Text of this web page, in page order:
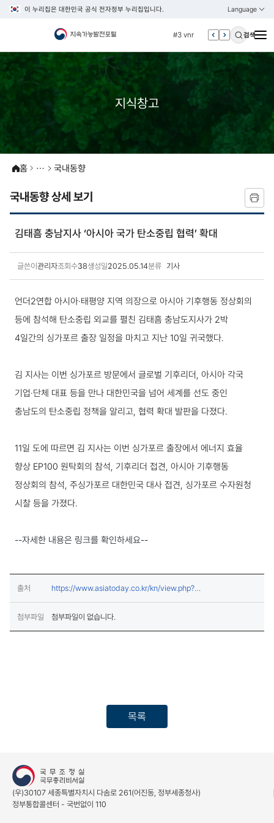
이 누리집은 대한민국 공식 전자정부 누리집입니다. Language
열기
KOREAN
ENGLISH
#3 vnr
#4 관세
#6 빈곤
#7 un
#7 un
검색
지식창고
홈 국내동향
국내동향 상세 보기
김태흠 충남지사 ‘아시아 국가 탄소중립 협력’ 확대
글쓴이 관리자조회수38생성일2025.05.14분류 기사
언더2연합 아시아·태평양 지역 의장으로 아시아 기후행동 정상회의
등에 참석해 탄소중립 외교를 펼친 김태흠 충남도지사가 2박
4일간의 싱가포르 출장 일정을 마치고 지난 10일 귀국했다.
김 지사는 이번 싱가포르 방문에서 글로벌 기후리더, 아시아 각국
기업·단체 대표 등을 만나 대한민국을 넘어 세계를 선도 중인
충남도의 탄소중립 정책을 알리고, 협력 확대 발판을 다졌다.
11일 도에 따르면 김 지사는 이번 싱가포르 출장에서 에너지 효율
향상 EP100 원탁회의 참석, 기후리더 접견, 아시아 기후행동
정상회의 참석, 주싱가포르 대한민국 대사 접견, 싱가포르 수자원청
시찰 등을 가졌다.
--자세한 내용은 링크를 확인하세요--
출처
https://www.asiatoday.co.kr/kn/view.php?
key=20250511010003981
첨부파일
첨부파일이 없습니다.
목록
(우)30107 세종특별자치시 다솜로 261(어진동, 정부세종청사)
정부통합콜센터 - 국번없이 110